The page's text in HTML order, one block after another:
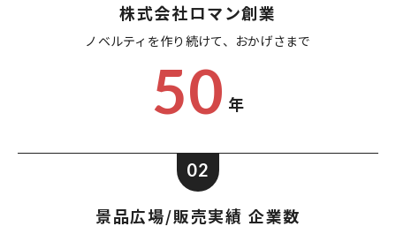
株式会社ロマン創業
ノベルティを作り続けて、 おかげさまで
50 年
02
景品広場/販売実績 企業数